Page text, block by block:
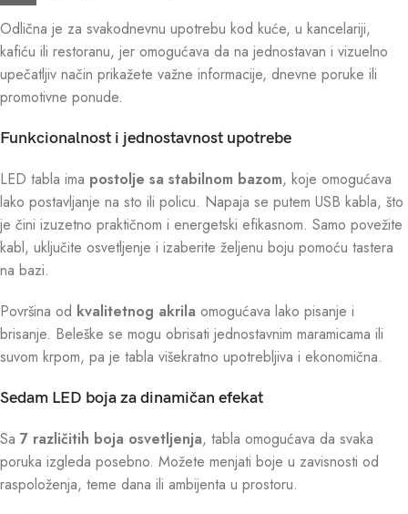
Odlična je za svakodnevnu upotrebu kod kuće, u kancelariji,
kafiću ili restoranu, jer omogućava da na jednostavan i vizuelno
upečatljiv način prikažete važne informacije, dnevne poruke ili
promotivne ponude.
Funkcionalnost i jednostavnost upotrebe
LED tabla ima postolje sa stabilnom bazom, koje omogućava
lako postavljanje na sto ili policu. Napaja se putem USB kabla, što
je čini izuzetno praktičnom i energetski efikasnom. Samo povežite
kabl, uključite osvetljenje i izaberite željenu boju pomoću tastera
na bazi.
Površina od kvalitetnog akrila omogućava lako pisanje i
brisanje. Beleške se mogu obrisati jednostavnim maramicama ili
suvom krpom, pa je tabla višekratno upotrebljiva i ekonomična.
Sedam LED boja za dinamičan efekat
Sa 7 različitih boja osvetljenja, tabla omogućava da svaka
poruka izgleda posebno. Možete menjati boje u zavisnosti od
raspoloženja, teme dana ili ambijenta u prostoru.